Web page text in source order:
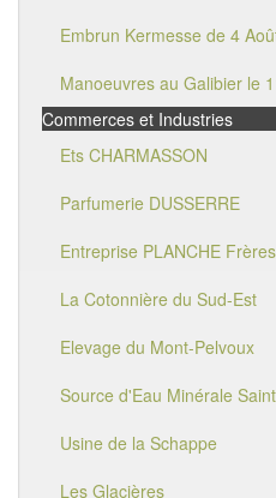
Embrun Kermesse de 4
Manoeuvres au Galibier le
Commerces et Industries
Ets CHARMASSON
Parfumerie DUSSERRE
Entreprise PLANCHE Frères
La Cotonnière du Sud-Est
Elevage du Mont-Pelvoux
Source d'Eau Minérale
Usine de la Schappe
Les Glacières